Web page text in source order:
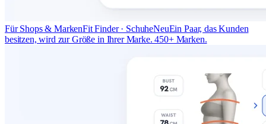
Für Shops & MarkenFit Finder · SchuheNeuEin Paar, das Kunden
besitzen, wird zur Größe in Ihrer Marke. 450+ Marken.